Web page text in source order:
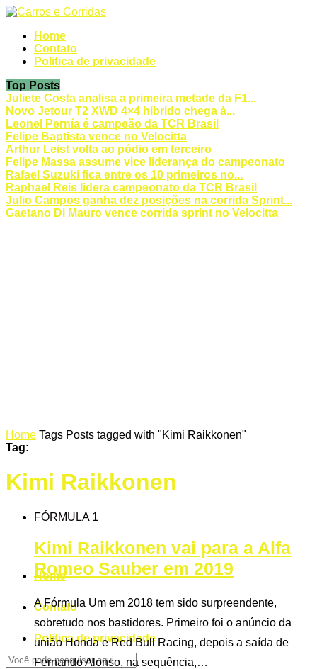
Home
Contato
Politica de privacidade
Top Posts
Juliete Costa analisa a primeira metade da F1...
Novo Jetour T2 XWD 4×4 híbrido chega à...
Leonel Pernía é campeão da TCR Brasil
Felipe Baptista vence no Velocitta
Arthur Leist volta ao pódio em terceiro
Felipe Massa assume vice liderança do campeonato
Rafael Suzuki fica entre os 10 primeiros no...
Raphael Reis lidera campeonato da TCR Brasil
Julio Campos ganha dez posições na corrida Sprint...
Gaetano Di Mauro vence corrida sprint no Velocitta
Home
Contato
Politica de privacidade
Home Tags Posts tagged with "Kimi Raikkonen"
Tag:
Kimi Raikkonen
FÓRMULA 1
Kimi Raikkonen vai para a Alfa
Romeo Sauber em 2019
A Fórmula Um em 2018 tem sido surpreendente,
sobretudo nos bastidores. Primeiro foi o anúncio da
união Honda e Red Bull Racing, depois a saída de
Fernando Alonso, na sequência,…